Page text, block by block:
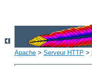
Apache > Serveur HTTP >